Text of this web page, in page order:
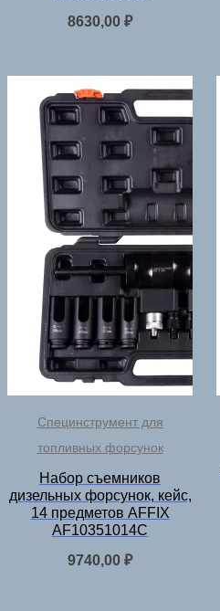
8630,00₽
Специнструмент для
топливных форсунок
Набор съемников
дизельных форсунок, кейс,
14 предметов AFFIX
AF10351014C
9740,00₽